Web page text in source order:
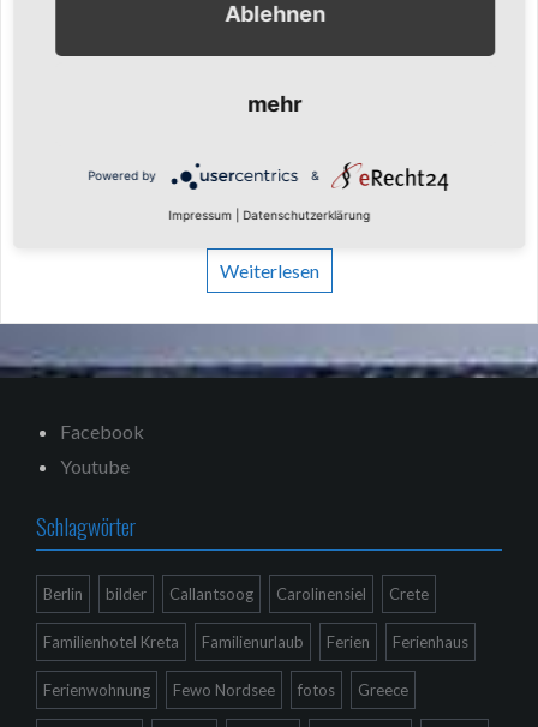
Unser Kurzurlaub in Berlin 2012
Berlin, Berlin – wir fahren nach Berlin, beschlossen Silvia und
Silvia ist ja oft beruflich in Berlin, hat aber auch nie Zeit sich
Weiterlesen
Facebook
Youtube
Schlagwörter
Berlin bilder Callantsoog Carolinensiel Crete
Familienhotel Kreta Familienurlaub Ferien Ferienhaus
Ferienwohnung Fewo Nordsee fotos Greece
Ablehnen
mehr
Powered by &
Impressum Datenschutzerklärung